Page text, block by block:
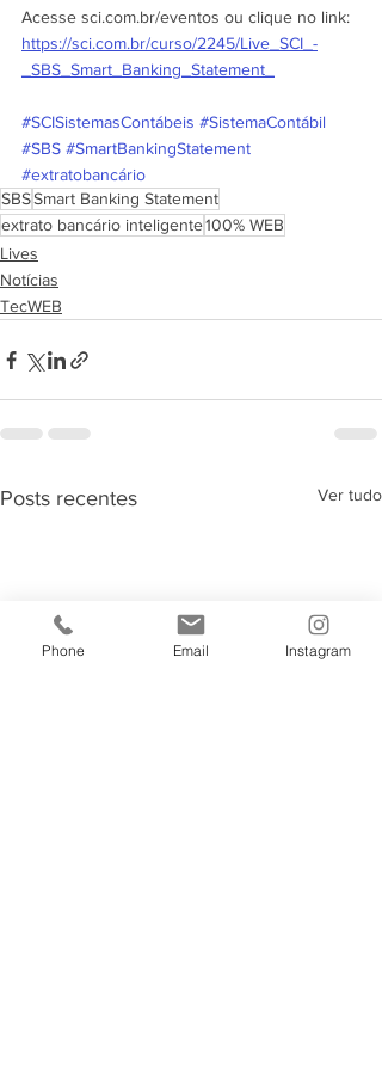
Acesse sci.com.br/eventos ou clique no link:
https://sci.com.br/curso/2245/Live_SCI_-
_SBS_Smart_Banking_Statement_
#SCISistemasContábeis #SistemaContábil
#SBS #SmartBankingStatement
#extratobancário
SBSSmart Banking Statement
extrato bancário inteligente100% WEB
Lives
Notícias
TecWEB
Posts recentes Ver tudo
Phone Email Instagram